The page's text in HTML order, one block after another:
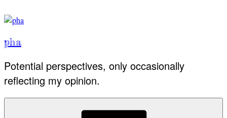
to
pha
Potential perspectives, only occasionally
reflecting my opinion.